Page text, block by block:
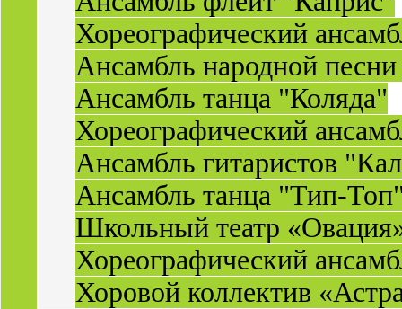
Хореографический
Ансамбль народной
Ансамбль танца "Коляда"
Хореографический
Ансамбль гитаристов
Ансамбль танца "Тип-
Школьный театр
Хореографический
Хоровой коллектив